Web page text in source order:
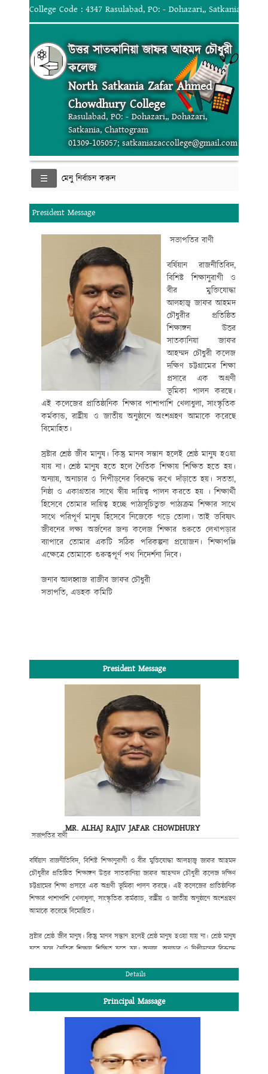
College Code : 4347 Rasulabad, PO: - Dohazari,, Satkania,
উত্তর সাতকানিয়া জাফর আহমদ চৌধুরী
কলেজ
North Satkania Zafar Ahmed
Chowdhury College
Rasulabad, PO: - Dohazari,, Dohazari,
Satkania, Chattogram
01309-105057; satkaniazaccollege@gmail.com
মেনু নির্বাচন করুন
President Message
সভাপতির বাণী
বর্ষিয়ান রাজনীতিবিদ,
বিশিষ্ট শিক্ষানুরাগী ও
বীর মুক্তিযোদ্ধা
আলহাজ্ব জাফর আহমদ
চৌধুরীর প্রতিষ্ঠিত
শিক্ষাঙ্গন উত্তর
সাতকানিয়া জাফর
আহম্মদ চৌধুরী কলেজ
দক্ষিণ চট্টগ্রামের শিক্ষা
প্রসারে এক অগ্রণী
ভূমিকা পালন করছে।
এই কলেজের প্রাতিষ্ঠানিক শিক্ষার পাশাপাশি খেলাধুলা, সাংস্কৃতিক
কর্মকান্ড, রাষ্ট্রীয় ও জাতীয় অনুষ্ঠানে অংশগ্রহণ আমাকে করেছে
বিমোহিত।
স্রষ্টার শ্রেষ্ঠ জীব মানুষ। কিন্তু মানব সন্তান হলেই শ্রেষ্ঠ মানুষ হওয়া
যায় না। শ্রেষ্ঠ মানুষ হতে হলে নৈতিক শিক্ষায় শিক্ষিত হতে হয়।
অন্যায়, অনাচার ও নিপীড়নের বিরুদ্ধে রুখে দাঁড়াতে হয়। সততা,
নিষ্ঠা ও একাগ্রতার সাথে স্বীয় দায়িত্ব পালন করতে হয় । শিক্ষার্থী
হিসেবে তোমার দায়িত্ব হচ্ছে পাঠ্যসূচিভুক্ত পাঠ্যক্রম শিক্ষার সাথে
সাথে পরিপূর্ণ মানুষ হিসেবে নিজেকে গড়ে তোলা। তাই ভবিষ্যৎ
জীবনের লক্ষ্য অর্জনের জন্য কলেজ শিক্ষার শুরুতে লেখাপড়ার
ব্যাপারে তোমার একটি সঠিক পরিকল্পনা প্রয়োজন। শিক্ষাপঞ্জি
এক্ষেত্রে তোমাকে গুরুত্বপূর্ণ পথ নিদের্শনা দিবে।
জনাব আলহ্বাজ রাজীব জাফর চৌধুরী
সভাপতি, এডহক কমিটি
President Message
MR. ALHAJ RAJIV JAFAR CHOWDHURY
সভাপতির বাণী
বর্ষিয়ান রাজনীতিবিদ, বিশিষ্ট শিক্ষানুরাগী ও বীর মুক্তিযোদ্ধা আলহাজ্ব জাফর আহমদ
চৌধুরীর প্রতিষ্ঠিত শিক্ষাঙ্গন উত্তর সাতকানিয়া জাফর আহম্মদ চৌধুরী কলেজ দক্ষিণ
চট্টগ্রামের শিক্ষা প্রসারে এক অগ্রণী ভূমিকা পালন করছে। এই কলেজের প্রাতিষ্ঠানিক
শিক্ষার পাশাপাশি খেলাধুলা, সাংস্কৃতিক কর্মকান্ড, রাষ্ট্রীয় ও জাতীয় অনুষ্ঠানে অংশগ্রহণ
আমাকে করেছে বিমোহিত।
স্রষ্টার শ্রেষ্ঠ জীব মানুষ। কিন্তু মানব সন্তান হলেই শ্রেষ্ঠ মানুষ হওয়া যায় না। শ্রেষ্ঠ মানুষ
হতে হলে নৈতিক শিক্ষায় শিক্ষিত হতে হয়। অন্যায়, অনাচার ও নিপীড়নের বিরুদ্ধে
শিক্ষার্থী হিসেবে তোমার দায়িত্ব হচ্ছে পাঠ্যসূচিভুক্ত পাঠ্যক্রম শিক্ষার সাথে সাথে পরিপূর্ণ
শিক্ষার শুরুতে লেখাপড়ার ব্যাপারে তোমার একটি সঠিক পরিকল্পনা প্রয়োজন।
শিক্ষাপঞ্জি এক্ষেত্রে তোমাকে গুরুত্বপূর্ণ পথ নিদের্শনা দিবে।
জনাব আলহ্বাজ রাজীব জাফর চৌধুরী
Details
Principal Massage